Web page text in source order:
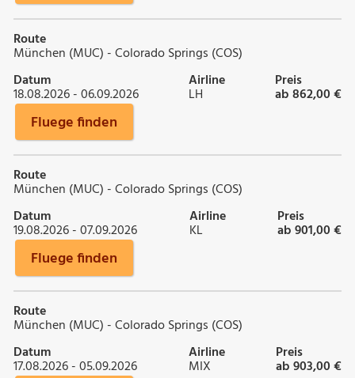
Route
München (MUC) - Colorado Springs (COS)
Datum
18.08.2026 - 06.09.2026
Airline
LH
Preis
ab 862,00 €
Fluege finden
Route
München (MUC) - Colorado Springs (COS)
Datum
19.08.2026 - 07.09.2026
Airline
KL
Preis
ab 901,00 €
Fluege finden
Route
München (MUC) - Colorado Springs (COS)
Datum
17.08.2026 - 05.09.2026
Airline
MIX
Preis
ab 903,00 €